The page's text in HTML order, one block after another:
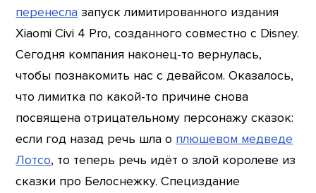
перенесла запуск лимитированного издания
Xiaomi Civi 4 Pro, созданного совместно с Disney.
Сегодня компания наконец-то вернулась,
чтобы познакомить нас с девайсом. Оказалось,
что лимитка по какой-то причине снова
посвящена отрицательному персонажу сказок:
если год назад речь шла о плюшевом медведе
Лотсо, то теперь речь идёт о злой королеве из
сказки про Белоснежку. Специздание